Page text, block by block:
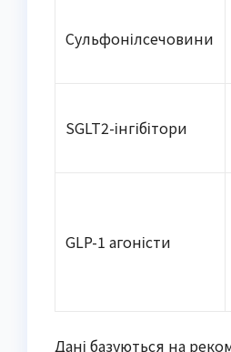
Сульфонілсечовини
SGLT2-інгібітори
GLP-1 агоністи
Дані базуються на